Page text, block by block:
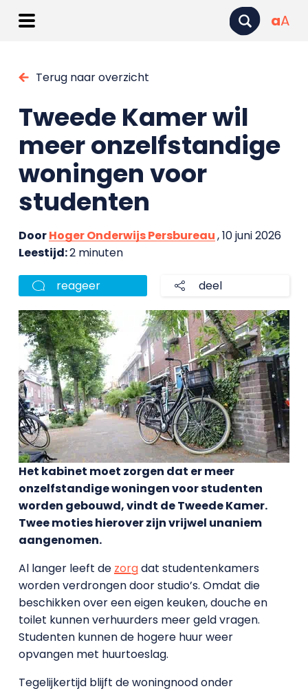
aA
Terug naar overzicht
Tweede Kamer wil
meer onzelfstandige
woningen voor
studenten
DoorHoger Onderwijs Persbureau, 10 juni 2026
Leestijd:2 minuten
reageer deel
Het kabinet moet zorgen dat er meer
onzelfstandige woningen voor studenten
worden gebouwd, vindt de Tweede Kamer.
Twee moties hierover zijn vrijwel unaniem
aangenomen.
Al langer leeft de zorgdat studentenkamers
worden verdrongen door studio’s. Omdat die
beschikken over een eigen keuken, douche en
toilet kunnen verhuurders meer geld vragen.
Studenten kunnen de hogere huur weer
opvangen met huurtoeslag.
Tegelijkertijd blijft de woningnood onder